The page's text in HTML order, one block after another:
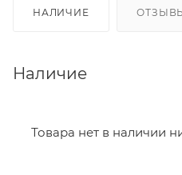
НАЛИЧИЕ
Наличие
Товара нет в наличии